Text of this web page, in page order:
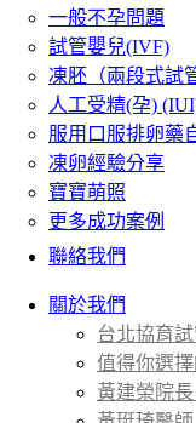
一般不孕問題
試管嬰兒(IVF)
凍胚（兩段式試
人工受精(孕)
服用口服排卵藥
凍卵經驗分享
寶寶萌照
更多成功案例
聯絡我們
關於我們
台北協育
值得你選
黃建榮院